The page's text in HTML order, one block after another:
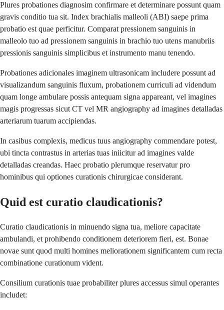
Plures probationes diagnosim confirmare et determinare possunt quam
gravis conditio tua sit. Index brachialis malleoli (ABI) saepe prima
probatio est quae perficitur. Comparat pressionem sanguinis in
malleolo tuo ad pressionem sanguinis in brachio tuo utens manubriis
pressionis sanguinis simplicibus et instrumento manu tenendo.
Probationes adicionales imaginem ultrasonicam includere possunt ad
visualizandum sanguinis fluxum, probationem curriculi ad videndum
quam longe ambulare possis antequam signa appareant, vel imagines
magis progressas sicut CT vel MR angiography ad imagines detalladas
arteriarum tuarum accipiendas.
In casibus complexis, medicus tuus angiography commendare potest,
ubi tincta contrastus in arterias tuas iniicitur ad imagines valde
detalladas creandas. Haec probatio plerumque reservatur pro
hominibus qui optiones curationis chirurgicae considerant.
Quid est curatio claudicationis?
Curatio claudicationis in minuendo signa tua, meliore capacitate
ambulandi, et prohibendo conditionem deteriorem fieri, est. Bonae
novae sunt quod multi homines meliorationem significantem cum recta
combinatione curationum vident.
Consilium curationis tuae probabiliter plures accessus simul operantes
includet: